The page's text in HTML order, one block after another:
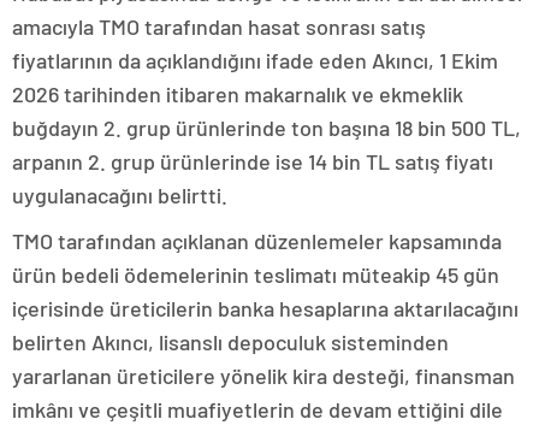
amacıyla TMO tarafından hasat sonrası satış
fiyatlarının da açıklandığını ifade eden Akıncı, 1 Ekim
2026 tarihinden itibaren makarnalık ve ekmeklik
buğdayın 2. grup ürünlerinde ton başına 18 bin 500 TL,
arpanın 2. grup ürünlerinde ise 14 bin TL satış fiyatı
uygulanacağını belirtti.
TMO tarafından açıklanan düzenlemeler kapsamında
ürün bedeli ödemelerinin teslimatı müteakip 45 gün
içerisinde üreticilerin banka hesaplarına aktarılacağını
belirten Akıncı, lisanslı depoculuk sisteminden
yararlanan üreticilere yönelik kira desteği, finansman
imkânı ve çeşitli muafiyetlerin de devam ettiğini dile